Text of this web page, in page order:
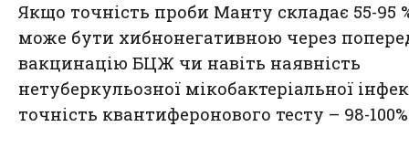
Якщо точність проби Манту складає 55-95
може бути хибнонегативною через
вакцинацію БЦЖ чи навіть наявність
нетуберкульозної мікобактеріальної
точність квантиферонового тесту – 98-